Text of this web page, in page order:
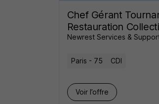
Chef Gérant
Restauration
Newrest Services &
Paris - 75 CDI
Voir l’offre